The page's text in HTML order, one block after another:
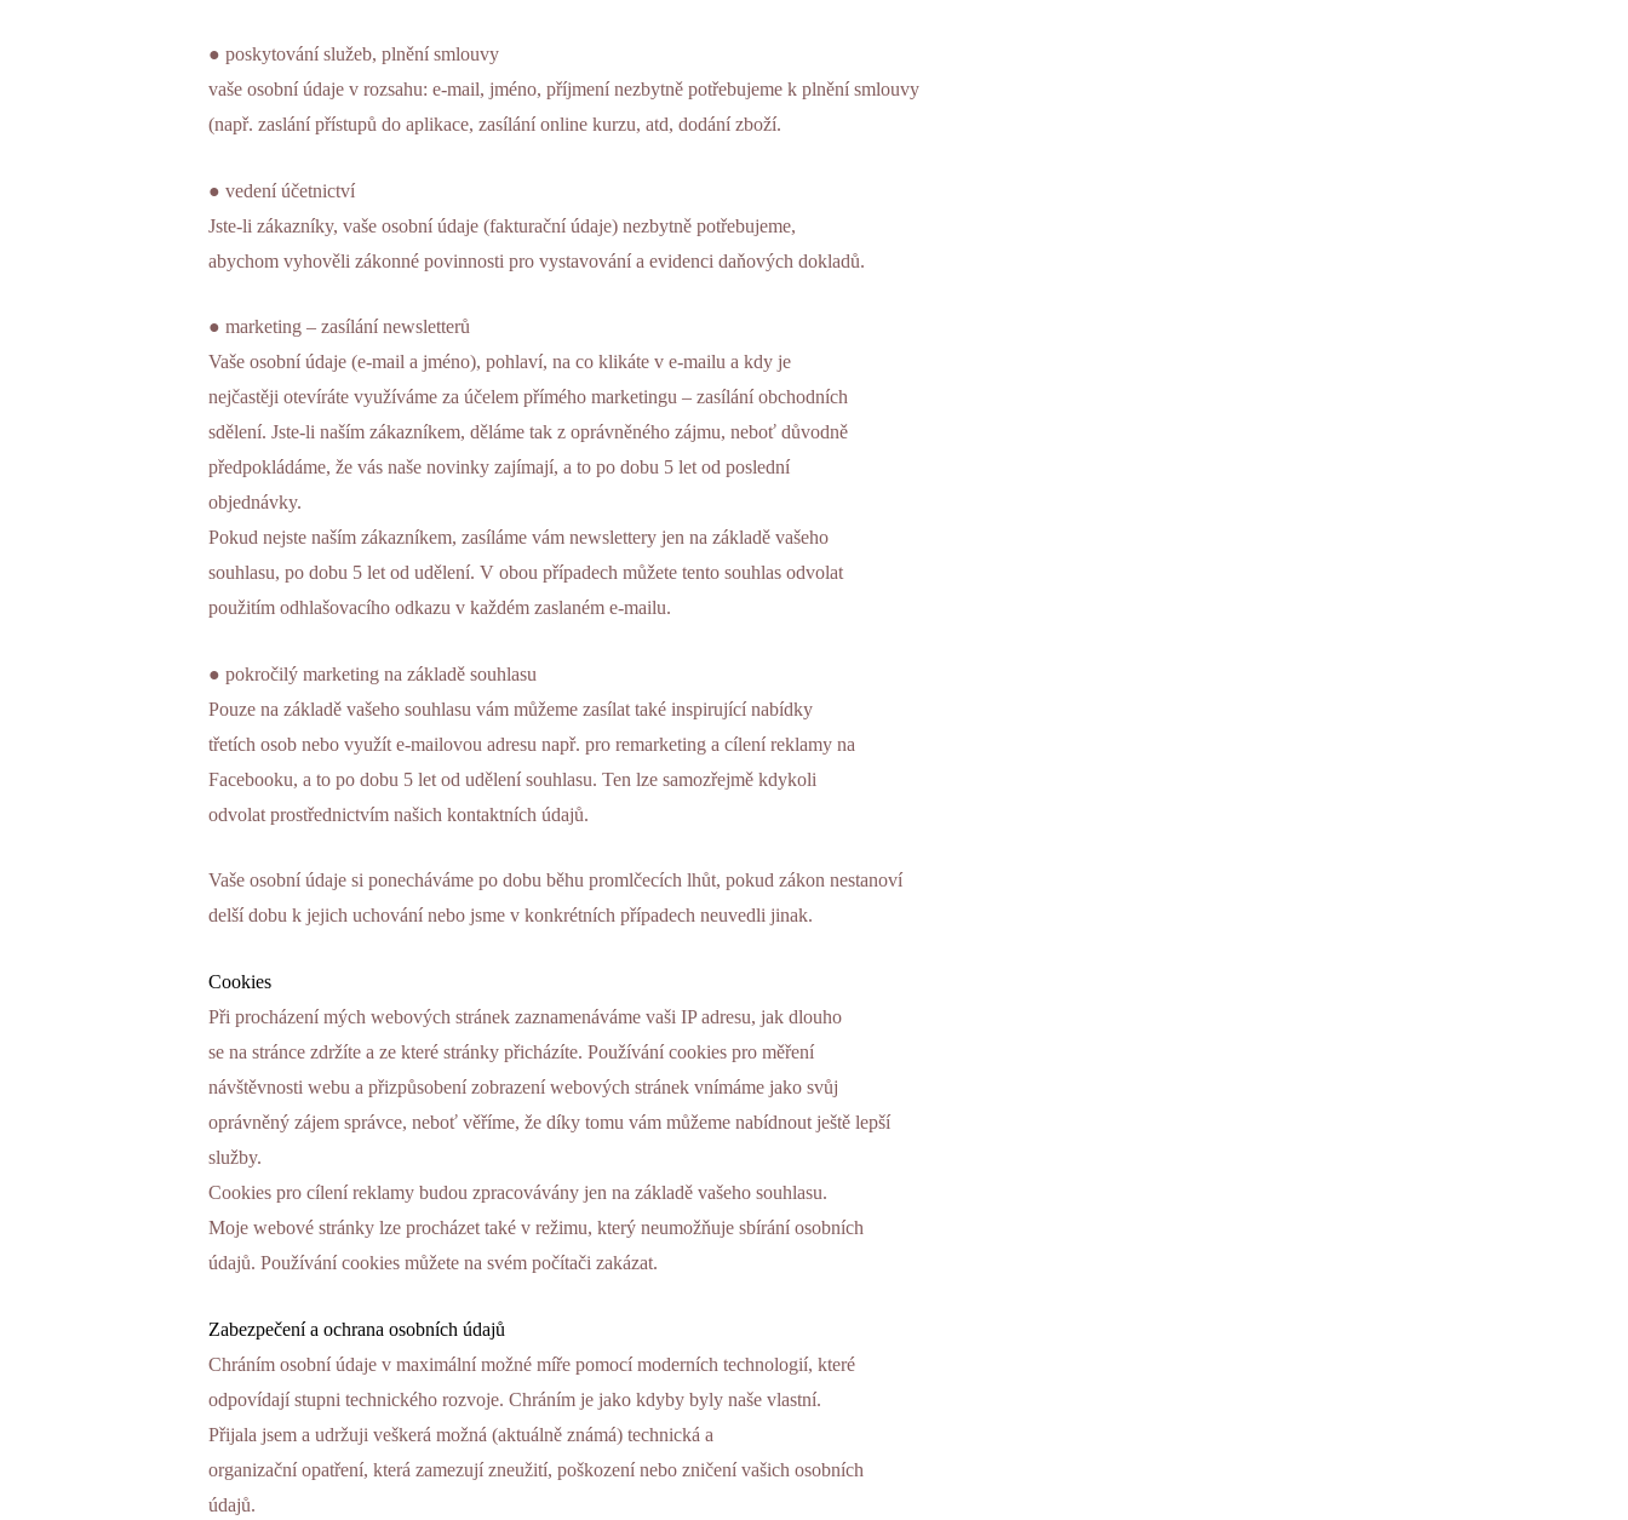
● poskytování služeb, plnění smlouvy
vaše osobní údaje v rozsahu: e-mail, jméno, příjmení nezbytně potřebujeme k plnění smlouvy
(např. zaslání přístupů do aplikace, zasílání online kurzu, atd, dodání zboží.
● vedení účetnictví
Jste-li zákazníky, vaše osobní údaje (fakturační údaje) nezbytně potřebujeme,
abychom vyhověli zákonné povinnosti pro vystavování a evidenci daňových dokladů.
● marketing – zasílání newsletterů
Vaše osobní údaje (e-mail a jméno), pohlaví, na co klikáte v e-mailu a kdy je
nejčastěji otevíráte využíváme za účelem přímého marketingu – zasílání obchodních
sdělení. Jste-li naším zákazníkem, děláme tak z oprávněného zájmu, neboť důvodně
předpokládáme, že vás naše novinky zajímají, a to po dobu 5 let od poslední
objednávky.
Pokud nejste naším zákazníkem, zasíláme vám newslettery jen na základě vašeho
souhlasu, po dobu 5 let od udělení. V obou případech můžete tento souhlas odvolat
použitím odhlašovacího odkazu v každém zaslaném e-mailu.
● pokročilý marketing na základě souhlasu
Pouze na základě vašeho souhlasu vám můžeme zasílat také inspirující nabídky
třetích osob nebo využít e-mailovou adresu např. pro remarketing a cílení reklamy na
Facebooku, a to po dobu 5 let od udělení souhlasu. Ten lze samozřejmě kdykoli
odvolat prostřednictvím našich kontaktních údajů.
Vaše osobní údaje si ponecháváme po dobu běhu promlčecích lhůt, pokud zákon nestanoví
delší dobu k jejich uchování nebo jsme v konkrétních případech neuvedli jinak.
Cookies
Při procházení mých webových stránek zaznamenáváme vaši IP adresu, jak dlouho
se na stránce zdržíte a ze které stránky přicházíte. Používání cookies pro měření
návštěvnosti webu a přizpůsobení zobrazení webových stránek vnímáme jako svůj
oprávněný zájem správce, neboť věříme, že díky tomu vám můžeme nabídnout ještě lepší
služby.
Cookies pro cílení reklamy budou zpracovávány jen na základě vašeho souhlasu.
Moje webové stránky lze procházet také v režimu, který neumožňuje sbírání osobních
údajů. Používání cookies můžete na svém počítači zakázat.
Zabezpečení a ochrana osobních údajů
Chráním osobní údaje v maximální možné míře pomocí moderních technologií, které
odpovídají stupni technického rozvoje. Chráním je jako kdyby byly naše vlastní.
Přijala jsem a udržuji veškerá možná (aktuálně známá) technická a
organizační opatření, která zamezují zneužití, poškození nebo zničení vašich osobních
údajů.